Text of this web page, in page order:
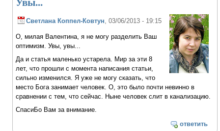
Светлана Коппел-Ковтун , 03/06/2013 - 19:15
О, милая Валентина, я не могу разделить Ваш
оптимизм. Увы, увы...
Да и статья маленько устарела. Мир за эти 8
лет, что прошли с момента написания статьи,
сильно изменился. Я уже не могу сказать, что
место Бога занимает человек. О, это было почти невинно в
сравнении с тем, что сейчас. Ныне человек слит в канализацию.
СпасиБо Вам за внимание.
ответить